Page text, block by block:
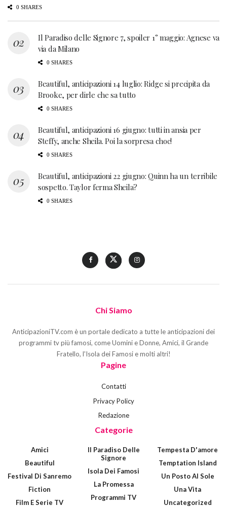
0 SHARES
Il Paradiso delle Signore 7, spoiler 1° maggio: Agnese va
via da Milano
0 SHARES
Beautiful, anticipazioni 14 luglio: Ridge si precipita da
Brooke, per dirle che sa tutto
0 SHARES
Beautiful, anticipazioni 16 giugno: tutti in ansia per
Steffy, anche Sheila. Poi la sorpresa choc!
0 SHARES
Beautiful, anticipazioni 22 giugno: Quinn ha un terribile
sospetto. Taylor ferma Sheila?
0 SHARES
Chi Siamo
AnticipazioniTV.com è un portale dedicato a tutte le anticipazioni dei
programmi tv più famosi, come Uomini e Donne, Amici, il Grande
Fratello, l'Isola dei Famosi e molti altri!
Pagine
Contatti
Privacy Policy
Redazione
Categorie
Amici
Beautiful
Festival Di Sanremo
Fiction
Film E Serie TV
Il Paradiso Delle
Signore
Isola Dei Famosi
La Promessa
Programmi TV
Tempesta D'amore
Temptation Island
Un Posto Al Sole
Una Vita
Uncategorized